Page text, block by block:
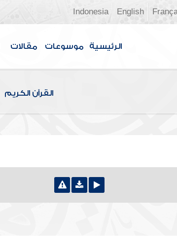
English
Indonesia
الرئيسية موسوعات مقالات
القرآن الكريم